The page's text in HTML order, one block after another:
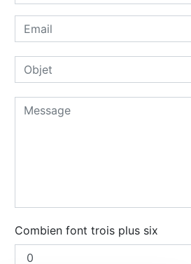
Combien font trois plus six